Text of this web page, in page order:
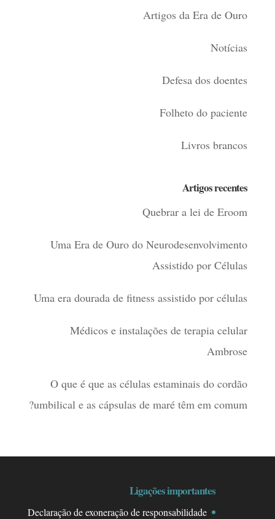
Artigos da Era de Ouro
Notícias
Defesa dos doentes
Folheto do paciente
Livros brancos
Artigos recentes
Quebrar a lei de Eroom
Uma Era de Ouro do Neurodesenvolvimento
Assistido por Células
Uma era dourada de fitness assistido por células
Médicos e instalações de terapia celular
Ambrose
O que é que as células estaminais do cordão
umbilical e as cápsulas de maré têm em comum?
Ligações importantes
Declaração de exoneração de responsabilidade